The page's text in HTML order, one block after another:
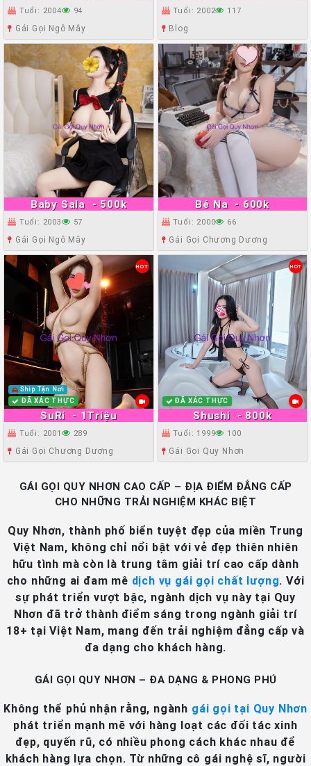
Tuổi: 2004 94
Gái Gọi Ngô Mây
Tuổi: 2002 117
Blog
Baby Sala - 500k
Tuổi: 2003 57
Gái Gọi Ngô Mây
Bé Na - 600k
Tuổi: 2000 66
Gái Gọi Chương Dương
SuRi - 1Triệu
HOT
Ship Tận Nơi
ĐÃ XÁC THỰC
Tuổi: 2001 289
Gái Gọi Chương Dương
Shushi - 800k
HOT
ĐÃ XÁC THỰC
Tuổi: 1999 100
Gái Gọi Quy Nhơn
GÁI GỌI QUY NHƠN CAO CẤP – ĐỊA ĐIỂM ĐẲNG CẤP
CHO NHỮNG TRẢI NGHIỆM KHÁC BIỆT
Quy Nhơn, thành phố biển tuyệt đẹp của miền Trung
Việt Nam, không chỉ nổi bật với vẻ đẹp thiên nhiên
hữu tình mà còn là trung tâm giải trí cao cấp dành
cho những ai đam mê dịch vụ gái gọi chất lượng. Với
sự phát triển vượt bậc, ngành dịch vụ này tại Quy
Nhơn đã trở thành điểm sáng trong ngành giải trí
18+ tại Việt Nam, mang đến trải nghiệm đẳng cấp và
đa dạng cho khách hàng.
GÁI GỌI QUY NHƠN – ĐA DẠNG & PHONG PHÚ
Không thể phủ nhận rằng, ngành gái gọi tại Quy Nhơn
phát triển mạnh mẽ với hàng loạt các đối tác xinh
đẹp, quyến rũ, có nhiều phong cách khác nhau để
khách hàng lựa chọn. Từ những cô gái nghệ sĩ, người